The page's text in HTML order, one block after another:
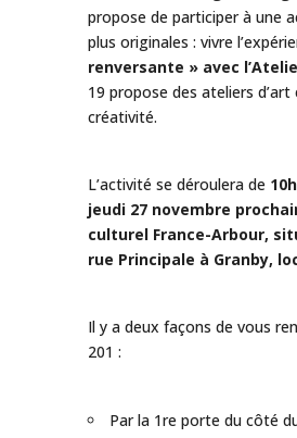
propose de participer à une
plus originales : vivre
renversante » avec
19 propose des ateliers d’art
créativité.
L’activité se déroulera de
jeudi 27 novembre
culturel France-Arbour,
rue Principale à Granby,
Il y a deux façons de vous
201 :
Par la 1re porte du côté